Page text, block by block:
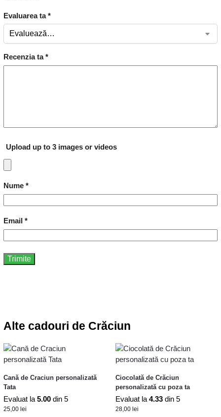
Evaluarea ta*
Recenzia ta*
Upload up to 3 images or videos
Nume *
Email *
Alte cadouri de Crăciun
Cană de Craciun personalizată
Tata
Evaluat la 5.00 din 5
25,00 lei
Ciocolată de Crăciun
personalizată cu poza ta
Evaluat la 4.33 din 5
28,00 lei